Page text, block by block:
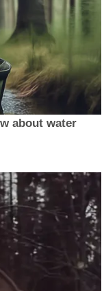
about water